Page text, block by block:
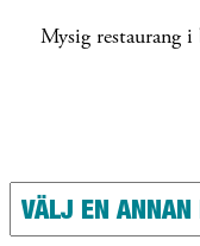
Mysig restaurang i